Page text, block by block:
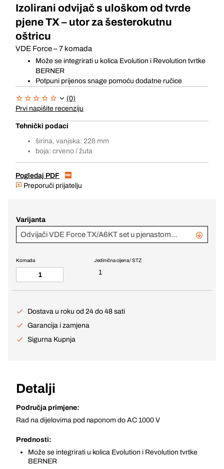
Izolirani odvijač s uloškom od tvrde
pjene TX – utor za šesterokutnu
oštricu
VDE Force – 7 komada
Može se integrirati u kolica Evolution i Revolution tvrtke
BERNER
Potpuni prijenos snage pomoću dodatne ručice
(0)
Prvi napišite recenziju
Tehnički podaci
širina, vanjska: 228 mm
boja: crveno / žuta
Pogledaj PDF
Preporuči prijatelju
Varijanta
Odvijači VDE Force TX/A6KT set u pjenastom ulošku
Jedinična cijena / STZ
1
Komada
Dostava u roku od 24 do 48 sati
Garancija i zamjena
Sigurna Kupnja
Detalji
Područja primjene:
Rad na dijelovima pod naponom do AC 1000 V
Prednosti:
Može se integrirati u kolica Evolution i Revolution tvrtke
BERNER